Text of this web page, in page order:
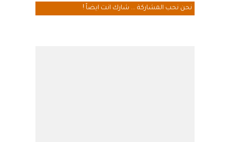
نحن نحب المشاركة ... شارك انت ايضاً !